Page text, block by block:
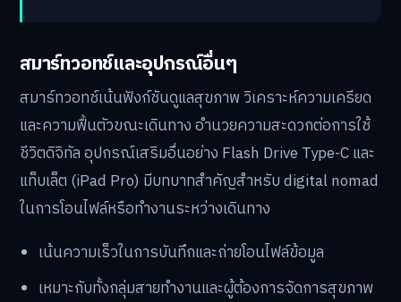
สมาร์ทวอทช์และอุปกรณ์อื่นๆ
สมาร์ทวอทช์เน้นฟังก์ชันดูแลสุขภาพ วิเคราะห์ความเครียด
และความฟื้นตัวขณะเดินทาง อำนวยความสะดวกต่อการใช้
ชีวิตดิจิทัล อุปกรณ์เสริมอื่นอย่าง Flash Drive Type-C และ
แท็บเล็ต (iPad Pro) มีบทบาทสำคัญสำหรับ digital nomad
ในการโอนไฟล์หรือทำงานระหว่างเดินทาง
เน้นความเร็วในการบันทึกและถ่ายโอนไฟล์ข้อมูล
เหมาะกับทั้งกลุ่มสายทำงานและผู้ต้องการจัดการสุขภาพ